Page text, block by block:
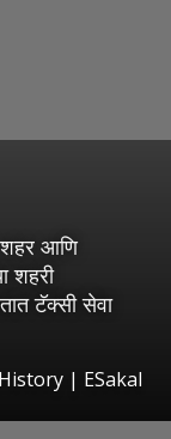
शहर आणि
शहरी
टॅक्सी सेवा
| ESakal